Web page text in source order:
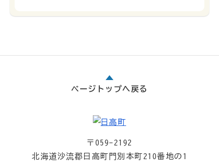
ページトップへ戻る
〒059-2192
北海道沙流郡日高町門別本町210番地の1